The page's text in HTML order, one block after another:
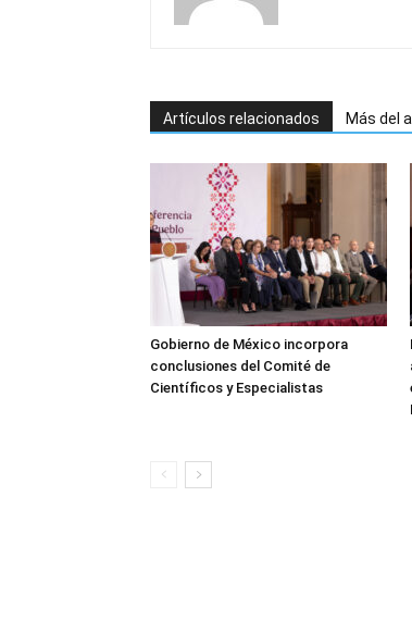
Artículos relacionados Más del
Gobierno de México incorpora
conclusiones del Comité de
Científicos y Especialistas